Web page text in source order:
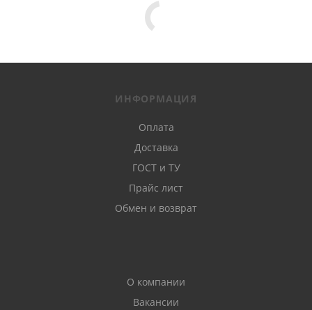
ИНФОРМАЦИЯ
Оплата
Доставка
ГОСТ и ТУ
Прайс лист
Обмен и возврат
О компании
Вакансии